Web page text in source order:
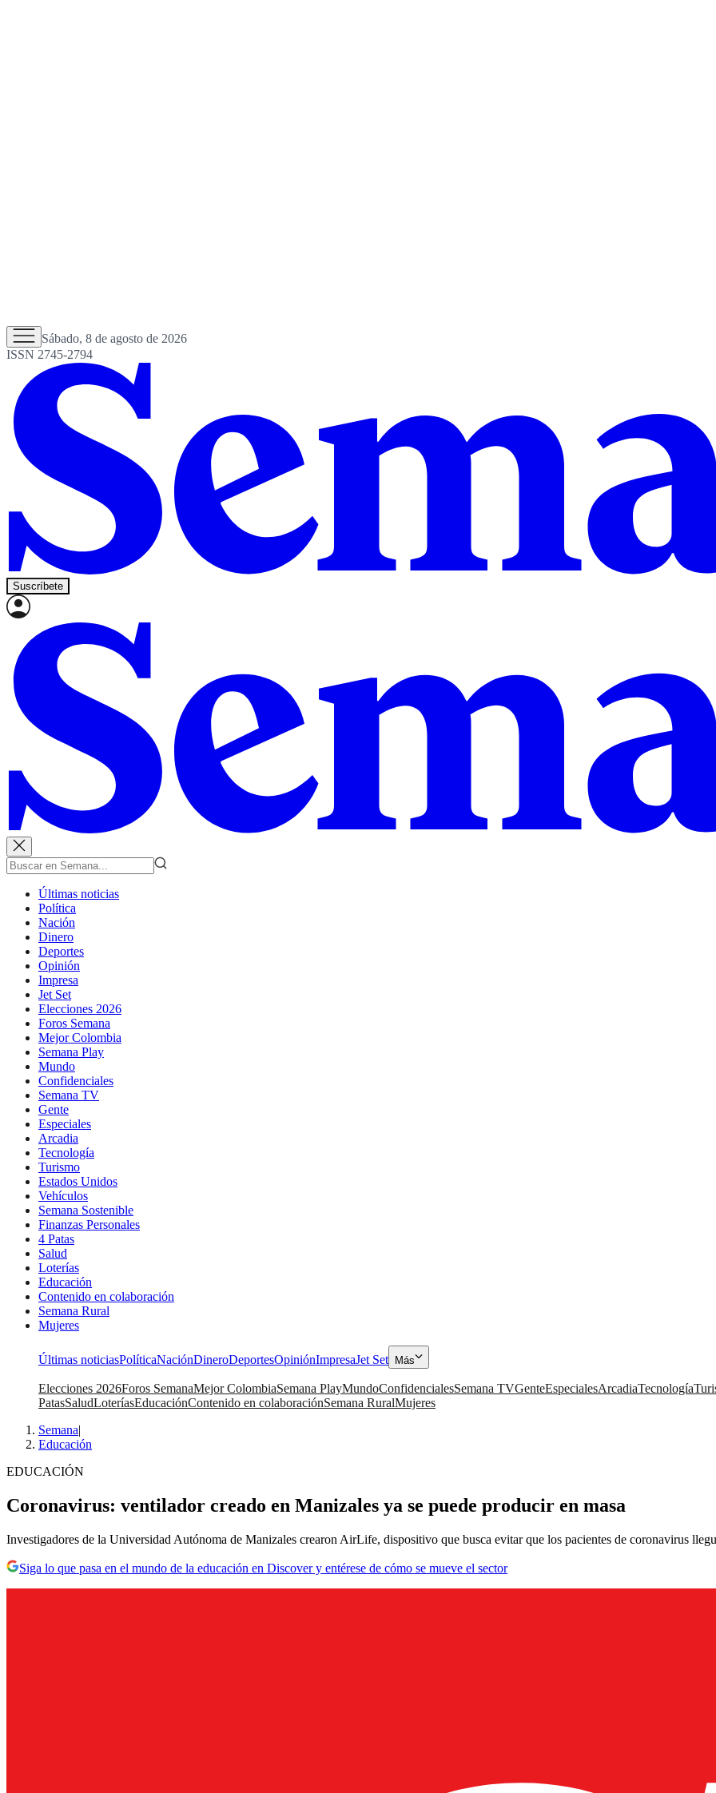
Sábado, 8 de agosto de 2026
ISSN 2745-2794
Suscríbete
Últimas noticias
Política
Nación
Dinero
Deportes
Opinión
Impresa
Jet Set
Elecciones 2026
Foros Semana
Mejor Colombia
Semana Play
Mundo
Confidenciales
Semana TV
Gente
Especiales
Arcadia
Tecnología
Turismo
Estados Unidos
Vehículos
Semana Sostenible
Finanzas Personales
4 Patas
Salud
Loterías
Educación
Contenido en colaboración
Semana Rural
Mujeres
Últimas noticiasPolíticaNaciónDineroDeportesOpiniónImpresaJet Set Más
Elecciones 2026Foros SemanaMejor ColombiaSemana PlayMundoConfidencialesSemana TVGenteEspecialesArcadiaTecnología
PatasSaludLoteríasEducaciónContenido en colaboraciónSemana RuralMujeres
Semana|
Educación
EDUCACIÓN
Coronavirus: ventilador creado en Manizales ya se puede producir en masa
Investigadores de la Universidad Autónoma de Manizales crearon AirLife, dispositivo que busca evitar que los pacientes de coronavirus
Siga lo que pasa en el mundo de la educación en Discover y entérese de cómo se mueve el sector